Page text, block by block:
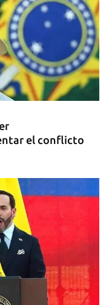
el conflicto